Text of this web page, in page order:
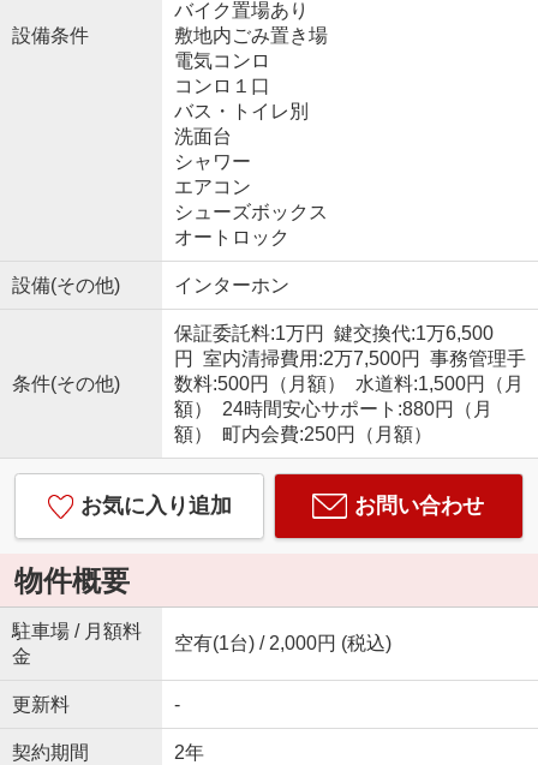
設備条件
バイク置場あり
敷地内ごみ置き場
電気コンロ
コンロ１口
バス・トイレ別
洗面台
シャワー
エアコン
シューズボックス
オートロック
設備(その他) インターホン
条件(その他)
保証委託料:1万円 鍵交換代:1万6,500
円 室内清掃費用:2万7,500円 事務管理手
数料:500円（月額） 水道料:1,500円（月
額） 24時間安心サポート:880円（月
額） 町内会費:250円（月額）
お気に入り追加 お問い合わせ
物件概要
駐車場 / 月額料
金
空有(1台) / 2,000円 (税込)
更新料 -
契約期間 2年